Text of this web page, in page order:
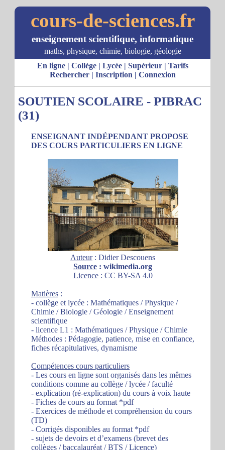
cours-de-sciences.fr
enseignement scientifique, informatique
maths, physique, chimie, biologie, géologie
En ligne| Collège| Lycée| Supérieur| Tarifs
Rechercher| Inscription | Connexion
SOUTIEN SCOLAIRE - PIBRAC
(31)
ENSEIGNANT INDÉPENDANT PROPOSE
DES COURS PARTICULIERS EN LIGNE
Auteur: Didier Descouens
Source : wikimedia.org
Licence: CC BY-SA 4.0
Matières :
- collège et lycée : Mathématiques / Physique /
Chimie / Biologie / Géologie / Enseignement
scientifique
- licence L1 : Mathématiques / Physique / Chimie
Méthodes : Pédagogie, patience, mise en confiance,
fiches récapitulatives, dynamisme
Compétences cours particuliers
- Les cours en ligne sont organisés dans les mêmes
conditions comme au collège / lycée / faculté
- explication (ré-explication) du cours à voix haute
- Fiches de cours au format *pdf
- Exercices de méthode et compréhension du cours
(TD)
- Corrigés disponibles au format *pdf
- sujets de devoirs et d’examens (brevet des
collèges / baccalauréat / BTS / Licence)